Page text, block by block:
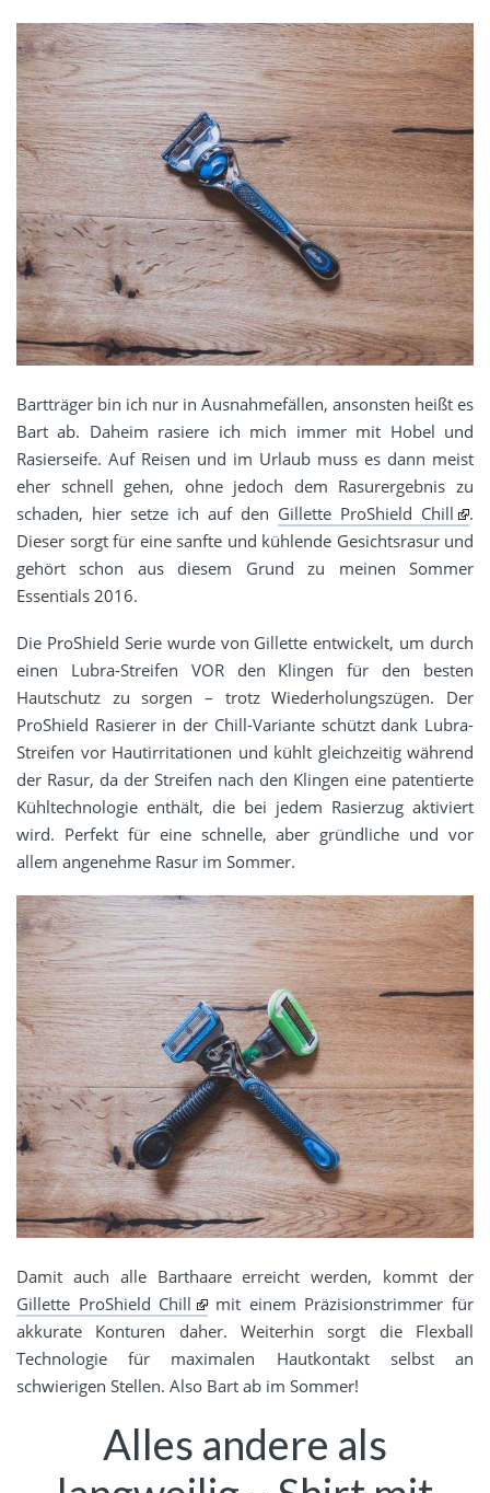
Bartträger bin ich nur in Ausnahmefällen, ansonsten heißt es
Bart ab. Daheim rasiere ich mich immer mit Hobel und
Rasierseife. Auf Reisen und im Urlaub muss es dann meist
eher schnell gehen, ohne jedoch dem Rasurergebnis zu
schaden, hier setze ich auf den Gillette ProShield Chill
.
Dieser sorgt für eine sanfte und kühlende Gesichtsrasur und
gehört schon aus diesem Grund zu meinen Sommer
Essentials 2016.
Die ProShield Serie wurde von Gillette entwickelt, um durch
einen Lubra-Streifen VOR den Klingen für den besten
Hautschutz zu sorgen – trotz Wiederholungszügen. Der
ProShield Rasierer in der Chill-Variante schützt dank Lubra-
Streifen vor Hautirritationen und kühlt gleichzeitig während
der Rasur, da der Streifen nach den Klingen eine patentierte
Kühltechnologie enthält, die bei jedem Rasierzug aktiviert
wird. Perfekt für eine schnelle, aber gründliche und vor
allem angenehme Rasur im Sommer.
Damit auch alle Barthaare erreicht werden, kommt der
Gillette ProShield Chill
mit einem Präzisionstrimmer für
akkurate Konturen daher. Weiterhin sorgt die Flexball
Technologie für maximalen Hautkontakt selbst an
schwierigen Stellen. Also Bart ab im Sommer!
Alles andere als